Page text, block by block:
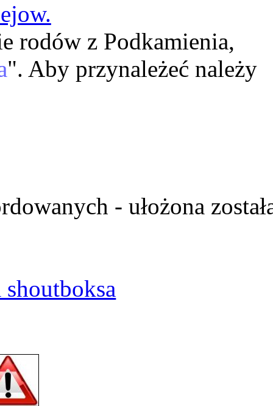
rodów z Podkamienia,
". Aby przynależeć należy
- ułożona